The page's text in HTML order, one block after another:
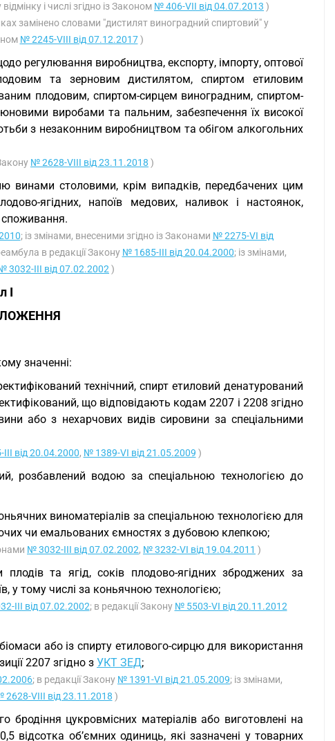
і числі згідно із Законом № 406-VII від 04.07.2013 )
замінено словами "дистилят виноградний спиртовий" у
№ 2245-VIII від 07.12.2017)
регулювання виробництва, експорту, імпорту, оптової
та зерновим дистилятом, спиртом етиловим
плодовим, спиртом-сирцем виноградним, спиртом-
виробами та пальним, забезпечення їх високої
з незаконним виробництвом та обігом алкогольних
№ 2628-VIII від 23.11.2018 )
винами столовими, крім випадків, передбачених цим
ягідних, напоїв медових, наливок і настоянок,
; із змінами, внесеними згідно із Законами № 2275-VI від
в редакції Закону № 1685-III від 20.04.2000; із змінами,
3032-III від 07.02.2002 )
I
значенні:
технічний, спирт етиловий денатурований
що відповідають кодам 2207 і 2208 згідно
або з нехарчових видів сировини за спеціальними
від 20.04.2000, № 1389-VI від 21.05.2009 )
розбавлений водою за спеціальною технологією до
виноматеріалів за спеціальною технологією для
чи емальованих ємностях з дубовою клепкою;
№ 3032-III від 07.02.2002, № 3232-VI від 19.04.2011 )
та ягід, соків плодово-ягідних зброджених за
у тому числі за коньячною технологією;
III від 07.02.2002; в редакції Закону № 5503-VI від 20.11.2012
або із спирту етилового-сирцю для використання
2207 згідно з УКТ ЗЕД;
; в редакції Закону № 1391-VI від 21.05.2009; із змінами,
2628-VIII від 23.11.2018 )
бродіння цукровмісних матеріалів або виготовлені на
відсотка об’ємних одиниць, які зазначені у товарних